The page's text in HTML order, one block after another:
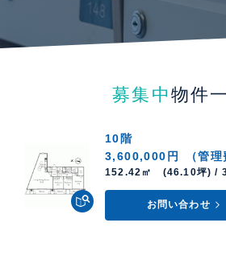
募集中 物件
10階
3,600,000円
（管
152.42㎡ (46.10坪) /
お問い合わせ